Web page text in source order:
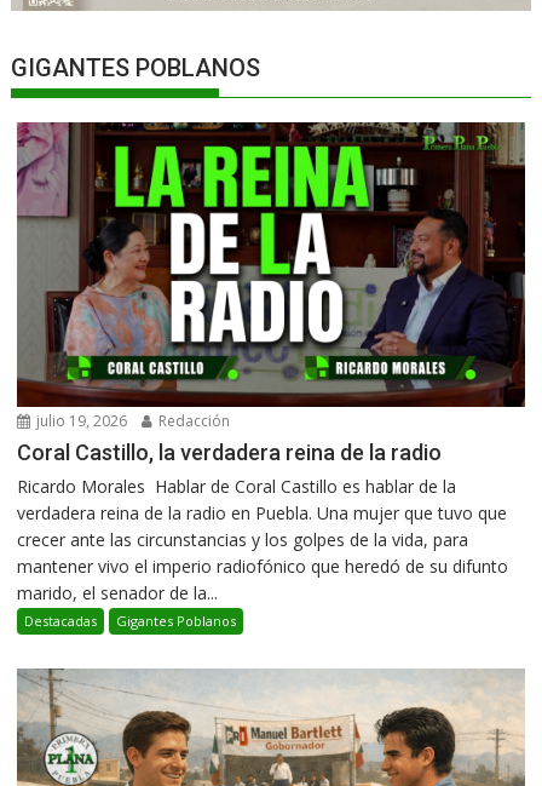
GIGANTES POBLANOS
julio 19, 2026 Redacción
Coral Castillo, la verdadera reina de la radio
Ricardo Morales Hablar de Coral Castillo es hablar de la
verdadera reina de la radio en Puebla. Una mujer que tuvo que
crecer ante las circunstancias y los golpes de la vida, para
mantener vivo el imperio radiofónico que heredó de su difunto
marido, el senador de la...
Destacadas Gigantes Poblanos